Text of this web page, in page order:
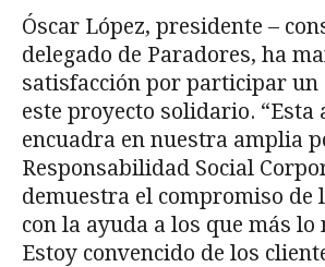
Óscar López, presidente –
delegado de Paradores, ha
satisfacción por participar un
este proyecto solidario. “Esta
encuadra en nuestra amplia
Responsabilidad Social
demuestra el compromiso de
con la ayuda a los que más lo
Estoy convencido de los